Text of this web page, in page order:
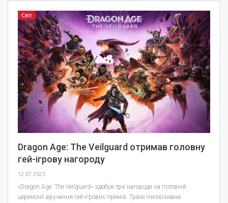
Світ
Dragon Age: The Veilguard отримав головну
гей-ігрову нагороду
12.07.2025
«Dragon Age: The Veilguard» здобув три нагороди на головній
церемонії вручення гей-ігрових премій. Транс-інклюзивна